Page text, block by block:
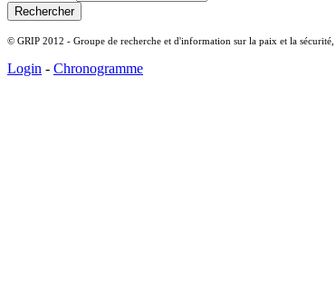
© GRIP 2012 - Groupe de recherche et d'information sur la paix et la
Login - Chronogramme